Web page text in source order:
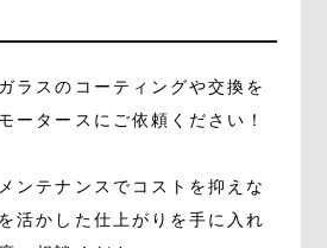
ラスのコーティングや交換を
ータースにご依頼ください！
ンテナンスでコストを抑えな
活かした仕上がりを手に入れ